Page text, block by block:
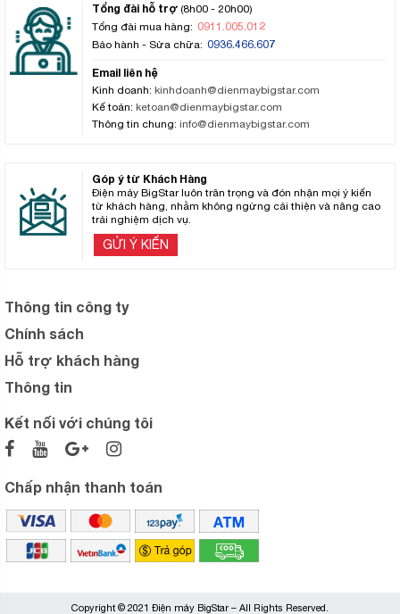
Tổng đài hỗ trợ (8h00 - 20h00)
Tổng đài mua hàng: 0911.005.012
Bảo hành - Sửa chữa: 0936.466.607
Email liên hệ
Kinh doanh: kinhdoanh@dienmaybigstar.com
Kế toán: ketoan@dienmaybigstar.com
Thông tin chung: info@dienmaybigstar.com
Góp ý từ Khách Hàng
Điện máy BigStar luôn trân trọng và đón nhận mọi ý kiến
từ khách hàng, nhằm không ngừng cải thiện và nâng cao
trải nghiệm dịch vụ.
GỬI Ý KIẾN
Thông tin công ty
Chính sách
Hỗ trợ khách hàng
Thông tin
Kết nối với chúng tôi
Chấp nhận thanh toán
Copyright © 2021 Điện máy BigStar – All Rights Reserved.